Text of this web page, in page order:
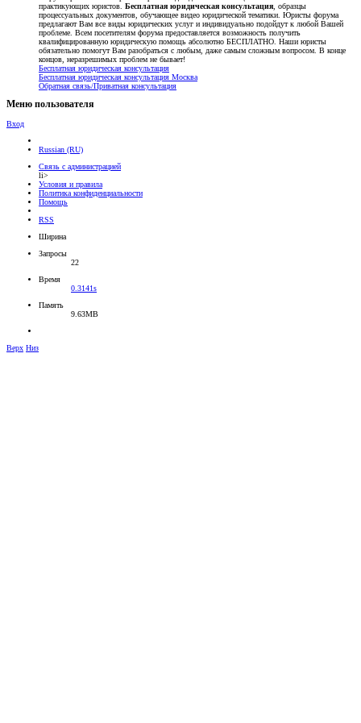
практикующих юристов. Бесплатная юридическая консультация , образцы
процессуальных документов, обучающее видео юридической тематики. Юристы форума
предлагают Вам все виды юридических услуг и индивидуально подойдут к любой Вашей
проблеме. Всем посетителям форума предоставляется возможность получить
квалифицированную юридическую помощь абсолютно БЕСПЛАТНО. Наши юристы
обязательно помогут Вам разобраться с любым, даже самым сложным вопросом. В конце
концов, неразрешимых проблем не бывает!
Бесплатная юридическая консультация
Бесплатная юридическая консультация Москва
Обратная связь/Приватная консультация
Меню пользователя
Вход
Russian (RU)
Связь с администрацией
li>
Условия и правила
Политика конфиденциальности
Помощь
RSS
Ширина
Запросы
22
Время
0.3141s
Память
9.63MB
Верх Низ